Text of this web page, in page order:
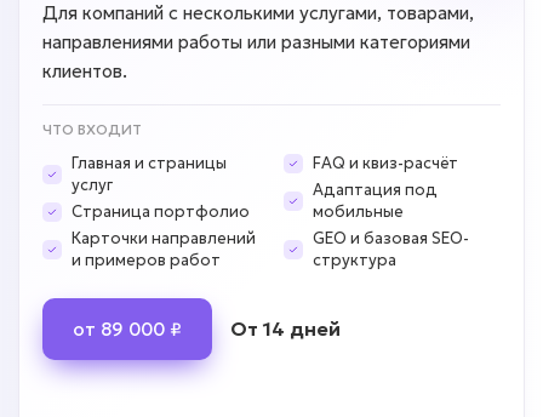
Для компаний с несколькими услугами, товарами,
направлениями работы или разными категориями
клиентов.
ЧТО ВХОДИТ
Главная и страницы
услуг
Страница портфолио
Карточки направлений
и примеров работ
FAQ и квиз-расчёт
Адаптация под
мобильные
GEO и базовая SEO-
структура
от 89 000 ₽ От 14 дней